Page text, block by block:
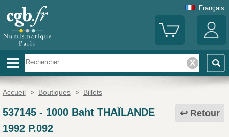
Français
Accueil > Boutiques > Billets
Retour
537145- 1000 Baht THAÏLANDE
1992 P.092